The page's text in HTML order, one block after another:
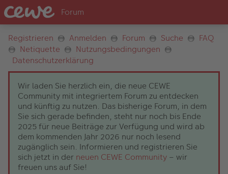
Registrieren Anmelden Forum Suche
FAQ
Netiquette
Nutzungsbedingungen
Datenschutzerklärung
Wir laden Sie herzlich ein, die neue CEWE
Community mit integriertem Forum zu entdecken
und künftig zu nutzen. Das bisherige Forum, in dem
Sie sich gerade befinden, steht nur noch bis Ende
2025 für neue Beiträge zur Verfügung und wird ab
dem kommenden Jahr 2026 nur noch lesend
zugänglich sein. Informieren und registrieren Sie
sich jetzt in der neuen CEWE Community – wir
freuen uns auf Sie!